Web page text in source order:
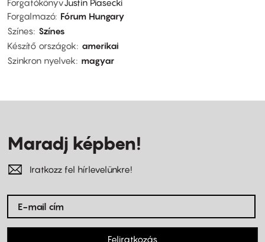
Forgalmazó Fórum Hungary
Színes Színes
Készítő országok
amerikai
Szinkron nyelvek
magyar
Maradj képben!
Iratkozz fel hírlevelünkre!
Feliratkozás